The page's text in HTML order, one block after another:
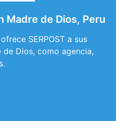
Madre de Dios, Peru
SERPOST a sus
Dios, como agencia,